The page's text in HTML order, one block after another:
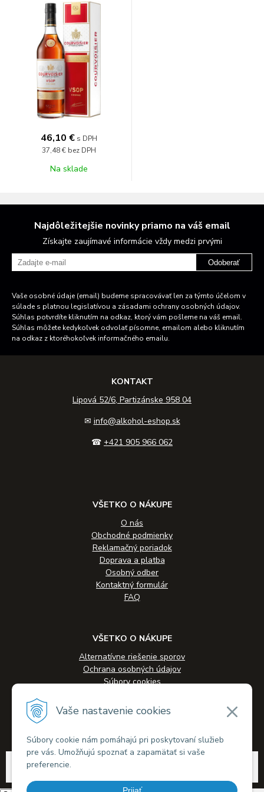
Vaše nastavenie cookies
Súbory cookie nám pomáhajú pri poskytovaní služieb
pre vás. Umožňujú spoznať a zapamätať si vaše
preferencie.
46,10 € s DPH
37,48 € bez DPH
Na sklade
Najdôležitejšie novinky priamo na váš email
Získajte zaujímavé informácie vždy medzi prvými
Odoberať
Vaše osobné údaje (email) budeme spracovávať len za týmto účelom v
súlade s platnou legislatívou a zásadami ochrany osobných údajov.
Súhlas potvrdíte kliknutím na odkaz, ktorý vám pošleme na váš email.
Súhlas môžete kedykoľvek odvolať písomne, emailom alebo kliknutím
na odkaz z ktoréhokoľvek informačného emailu.
KONTAKT
Lipová 52/6, Partizánske 958 04
✉ info@alkohol-eshop.sk
☎ +421 905 966 062
VŠETKO O NÁKUPE
O nás
Obchodné podmienky
Reklamačný poriadok
Doprava a platba
Osobný odber
Kontaktný formulár
FAQ
VŠETKO O NÁKUPE
Alternatívne riešenie sporov
Ochrana osobných údajov
Súbory cookies
Veľkoobchodná spolupráca
© 2026 Alkohol-eshop.sk •